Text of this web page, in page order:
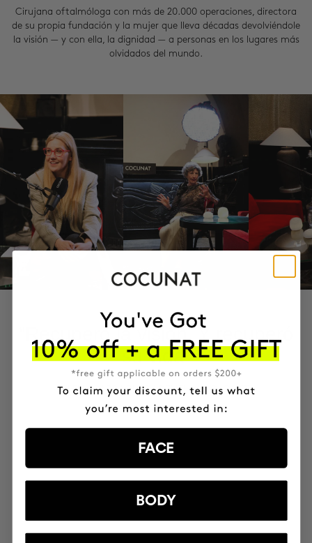
Cirujana oftalmóloga con más de 20.000 operaciones, directora
de su propia fundación y la mujer que lleva décadas devolviéndole
la visión — y con ella, la dignidad — a personas en los lugares más
olvidados del mundo.
“Recuperó la visión. Y recuperó
su vida”
ELENA BARRAQUER | OPHTHALMOLOGIST
FACE
BODY